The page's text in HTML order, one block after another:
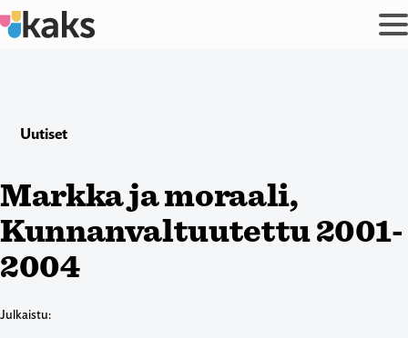
Siirry
sisältöön
Uutiset
Markka ja moraali,
Kunnanvaltuutettu 2001-
2004
Julkaistu: